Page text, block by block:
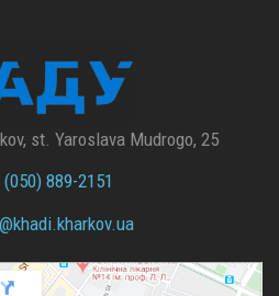
st. Yaroslava Mudrogo, 25
889-2151
khadi.kharkov.ua